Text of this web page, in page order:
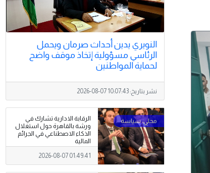
النويري يدين أحداث صرمان ويحمل
الرئاسي مسؤولية إتخاذ موقف واضح
لحماية المواطنين
نشر بتاريخ:2026-08-07 10:07:43
الرقابة الادارية تشارك في
ورشة بالقاهرة حول استغلال
الذكاء الاصطناعي في الجرائم
المالية
2026-08-07 01:49:41